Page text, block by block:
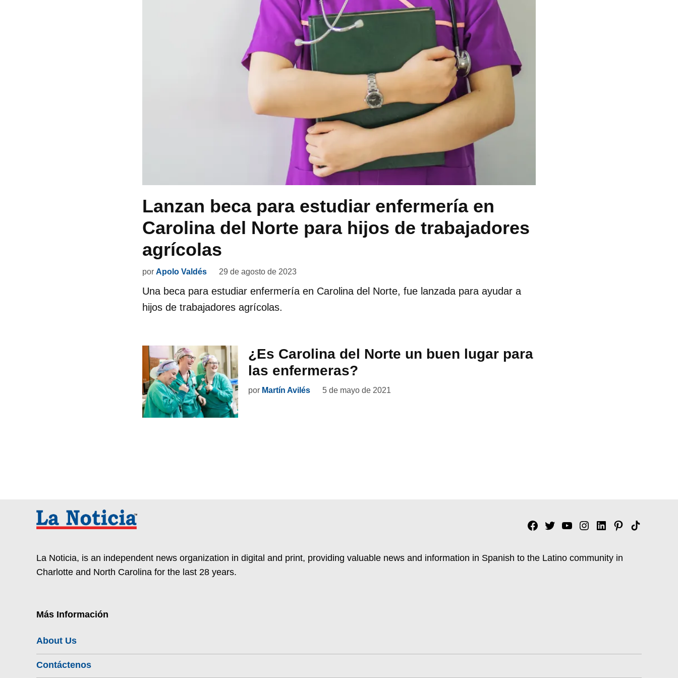
Lanzan beca para estudiar enfermería en
Carolina del Norte para hijos de trabajadores
agrícolas
por Apolo Valdés 29 de agosto de 2023
Una beca para estudiar enfermería en Carolina del Norte, fue lanzada para ayudar a
hijos de trabajadores agrícolas.
¿Es Carolina del Norte un buen lugar para
las enfermeras?
por Martín Avilés 5 de mayo de 2021
Facebook
TwitterYouTubeInstagram
Linkedin
Pinterest
Tik
La Noticia, is an independent news organization in digital and print, providing valuable news and information in Spanish to the Latino community in
Charlotte and North Carolina for the last 28 years.
Más Información
About Us
Contáctenos